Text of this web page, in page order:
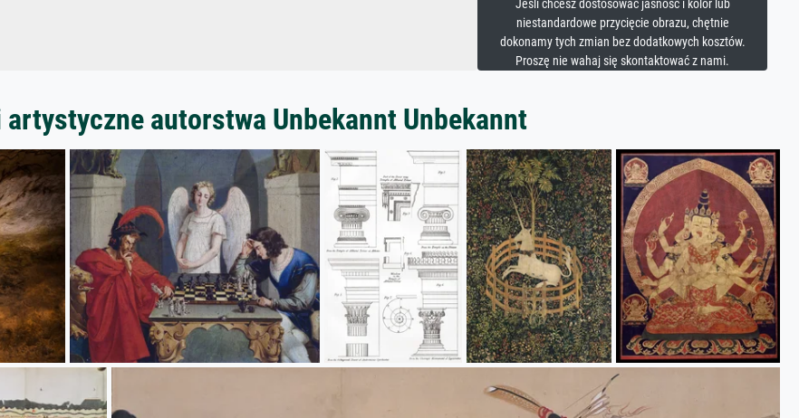
Jeśli chcesz dostosować jasność i kolor lub
niestandardowe przycięcie obrazu, chętnie
dokonamy tych zmian bez dodatkowych kosztów.
Proszę nie wahaj się skontaktować z nami.
autorstwa Unbekannt Unbekannt